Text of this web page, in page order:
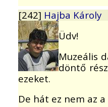
[242] Hajba Károly
Üdv!
Muzeális
döntő
ezeket.
De hát ez nem az